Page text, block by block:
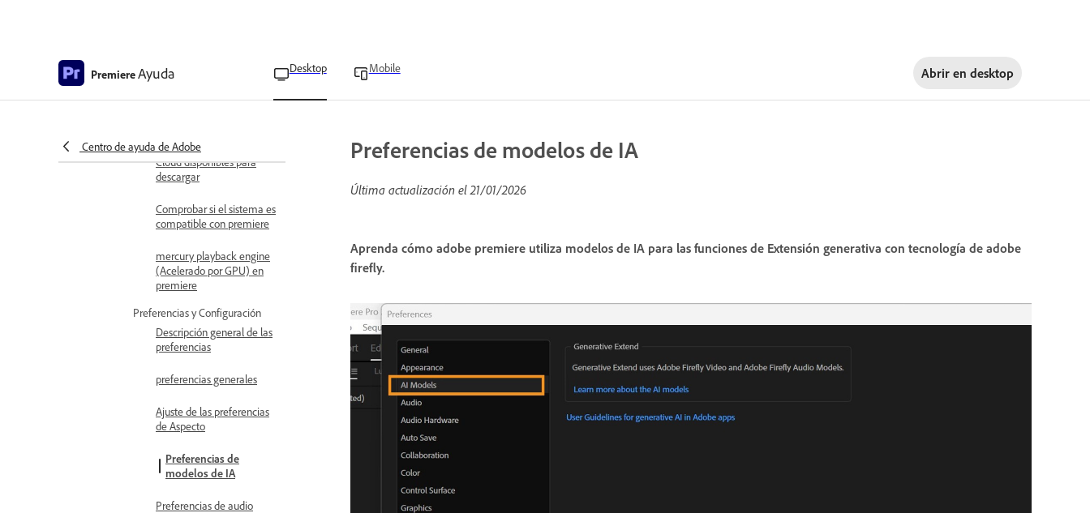
PremiereAyuda Desktop Mobile Abrir en desktop
Centro de ayuda de Adobe
Descargar e instalar
Prácticas recomendadas
Aplicaciones de Creative
Cloud disponibles para
descargar
Comprobar si el sistema es
compatible con premiere
mercury playback engine
(Acelerado por GPU) en
premiere
Preferencias y Configuración
Descripción general de las
preferencias
preferencias generales
Ajuste de las preferencias
de Aspecto
Preferencias de
modelos de IA
Preferencias de audio
Preferencias de modelos de IA
Última actualización el21/01/2026
Aprenda cómo adobe premiere utiliza modelos de IA para las funciones de Extensión generativa con tecnología de adobe
firefly.